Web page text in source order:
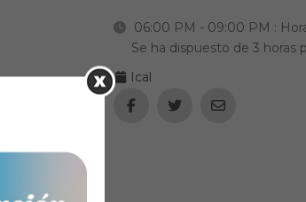
06:00 PM - 09:00 PM :
Se ha dispuesto de 3 horas
Ical